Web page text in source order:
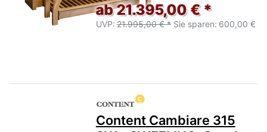
ab 21.395,00 € *
UVP: 21.995,00 € * Sie sparen: 600,00 €
Content Cambiare 315